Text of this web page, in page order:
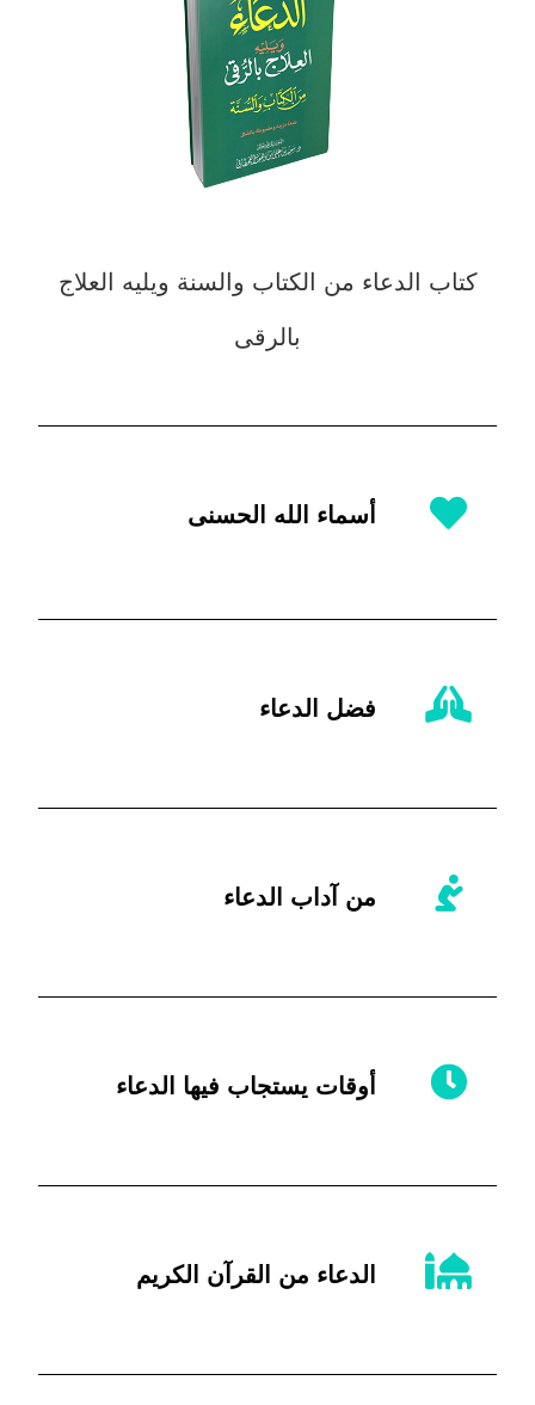
كتاب الدعاء من الكتاب والسنة ويليه العلاج
بالرقى
أسماء الله الحسنى
فضل الدعاء
من آداب الدعاء
أوقات يستجاب فيها الدعاء
الدعاء من القرآن الكريم